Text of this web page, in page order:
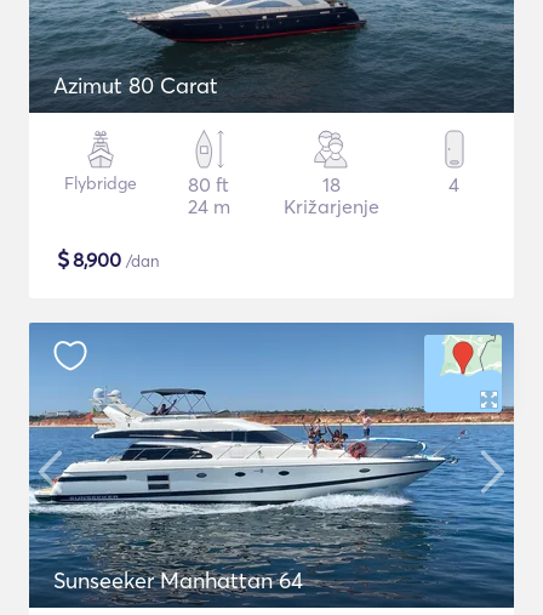
Azimut 80 Carat
Flybridge
80 ft
24 m
18
Križarjenje
4
$8,900 /dan
Sunseeker Manhattan 64